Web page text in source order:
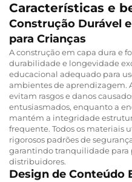
Características e
Construção Durável
para Crianças
A construção em capa dura e
durabilidade e longevidade
educacional adequado para
ambientes de aprendizagem.
evitam rasgos e danos
entusiasmados, enquanto a
mantém a integridade
frequente. Todos os materiais
rigorosos padrões de
garantindo tranquilidade para
distribuidores.
Design de Conteúdo